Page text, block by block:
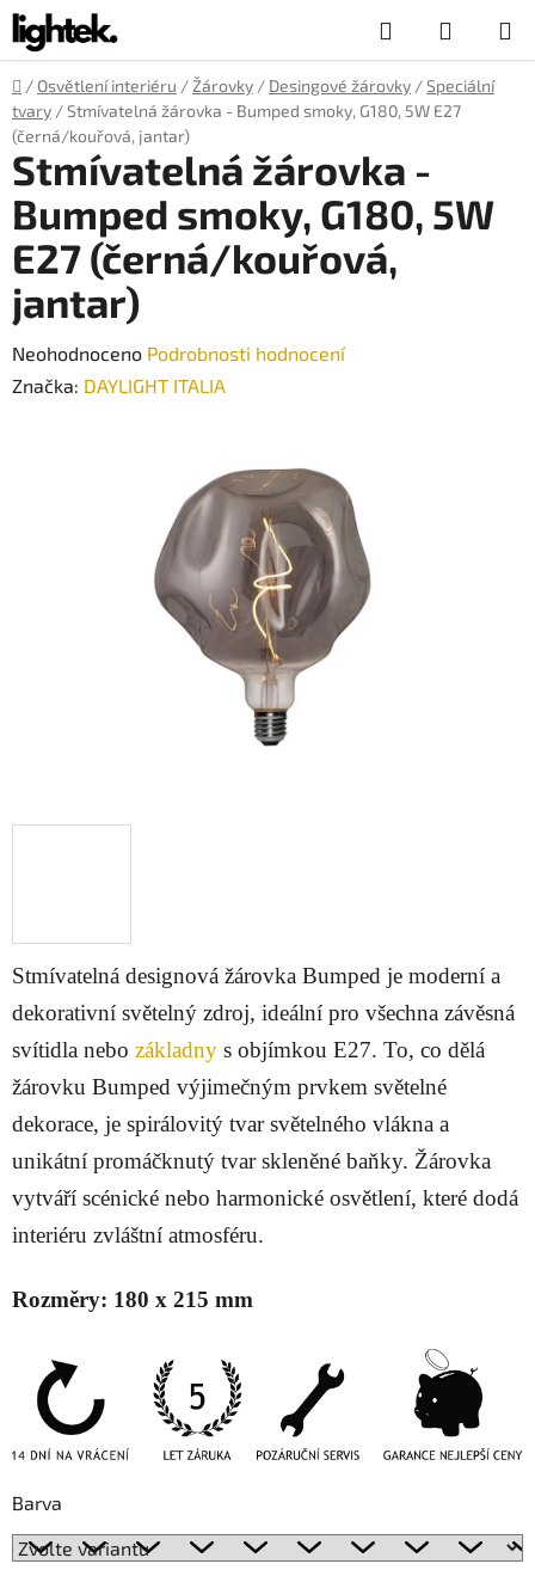
Přejít
na
obsah
Hledat
KOŠÍK
Domů
/ Osvětlení interiéru / Žárovky / Desingové žárovky /Speciální
tvary /Stmívatelná žárovka - Bumped smoky, G180, 5W E27
(černá/kouřová, jantar)
Stmívatelná designová žárovka Bumped je moderní a
dekorativní světelný zdroj, ideální pro všechna závěsná
svítidla nebo základny s objímkou E27. To, co dělá
žárovku Bumped výjimečným prvkem světelné
dekorace, je spirálovitý tvar světelného vlákna a
unikátní promáčknutý tvar skleněné baňky. Žárovka
vytváří scénické nebo harmonické osvětlení, které dodá
interiéru zvláštní atmosféru.
Rozměry: 180 x 215 mm
Barva
Stmívatelná žárovka -
Bumped smoky, G180, 5W
E27 (černá/kouřová,
jantar)
Průměrné
hodnocení
Neohodnoceno Podrobnosti hodnocení
Značka: DAYLIGHT ITALIA